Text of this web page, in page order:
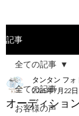
記事
全ての記事
お客様の声
全ての記事
オーディショ
タンタン フォ
2025年7月22日